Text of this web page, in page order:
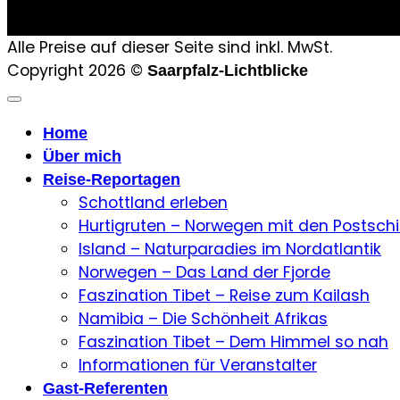
Alle Preise auf dieser Seite sind inkl. MwSt.
Copyright 2026 © Saarpfalz-Lichtblicke
Home
Über mich
Reise-Reportagen
Schottland erleben
Hurtigruten – Norwegen mit den
Island – Naturparadies im Nordatlantik
Norwegen – Das Land der Fjorde
Faszination Tibet – Reise zum Kailash
Namibia – Die Schönheit Afrikas
Faszination Tibet – Dem Himmel so nah
Informationen für Veranstalter
Gast-Referenten